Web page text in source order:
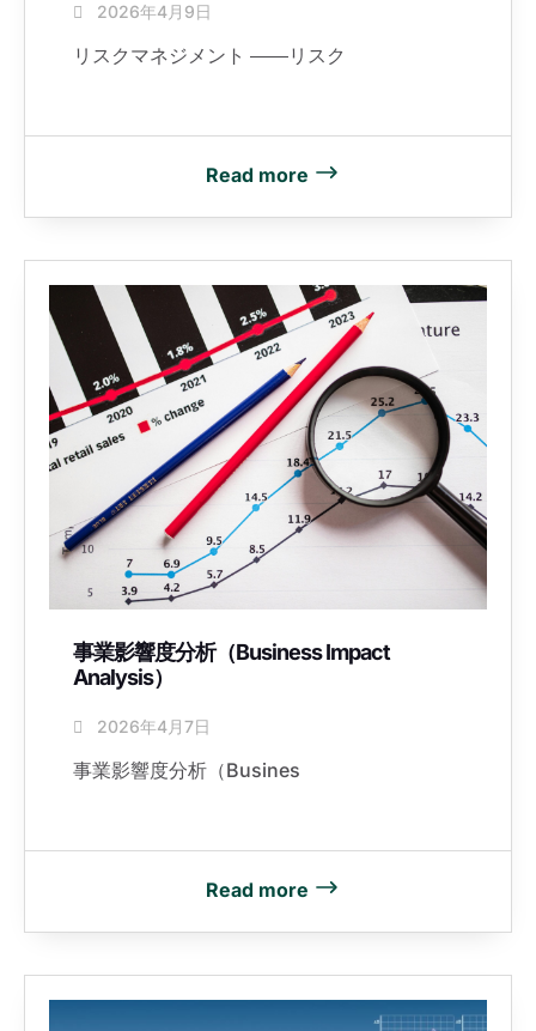
2026年4月9日
リスクマネジメント ――リスク
Read more
事業影響度分析（Business Impact
Analysis）
2026年4月7日
事業影響度分析（Busines
Read more